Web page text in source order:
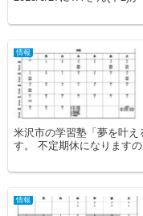
情報
米沢市の学習塾「夢を叶
す。 不定期休になります
情報